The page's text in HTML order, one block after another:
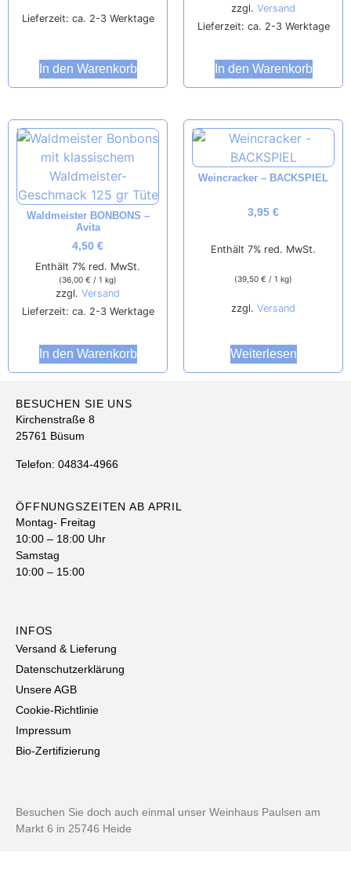
Lieferzeit: ca. 2-3 Werktage
In den Warenkorb
zzgl. Versand
Lieferzeit: ca. 2-3 Werktage
In den Warenkorb
Waldmeister BONBONS –
Avita
4,50 €
Enthält 7% red. MwSt.
(36,00 € / 1 kg)
zzgl. Versand
Lieferzeit: ca. 2-3 Werktage
In den Warenkorb
Weincracker – BACKSPIEL
3,95 €
Enthält 7% red. MwSt.
(39,50 € / 1 kg)
zzgl. Versand
Weiterlesen
BESUCHEN SIE UNS
Kirchenstraße 8
25761 Büsum
Telefon: 04834-4966
ÖFFNUNGSZEITEN AB APRIL
Montag- Freitag
10:00 – 18:00 Uhr
Samstag
10:00 – 15:00
INFOS
Versand & Lieferung
Datenschutzerklärung
Unsere AGB
Cookie-Richtlinie
Impressum
Bio-Zertifizierung
Besuchen Sie doch auch einmal unser Weinhaus Paulsen am
Markt 6 in 25746 Heide